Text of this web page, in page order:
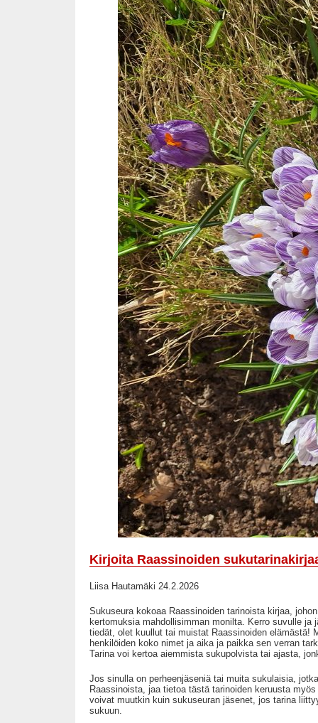
Kirjoita Raassinoiden
Liisa Hautamäki 24.2.2026
Sukuseura kokoaa Raassinoiden tarinoista kirjaa,
kertomuksia mahdollisimman monilta. Kerro suvulle ja
tiedät, olet kuullut tai muistat Raassinoiden elämästä!
henkilöiden koko nimet ja aika ja paikka sen verran
Tarina voi kertoa aiemmista sukupolvista tai ajasta,
Jos sinulla on perheenjäseniä tai muita sukulaisia,
Raassinoista, jaa tietoa tästä tarinoiden keruusta
voivat muutkin kuin sukuseuran jäsenet, jos tarina
sukuun.